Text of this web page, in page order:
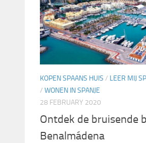
KOPEN SPAANS HUIS / LEER MIJ
/ WONEN IN SPANJE
28 FEBRUARY 2020
Ontdek de bruisende
Benalmádena